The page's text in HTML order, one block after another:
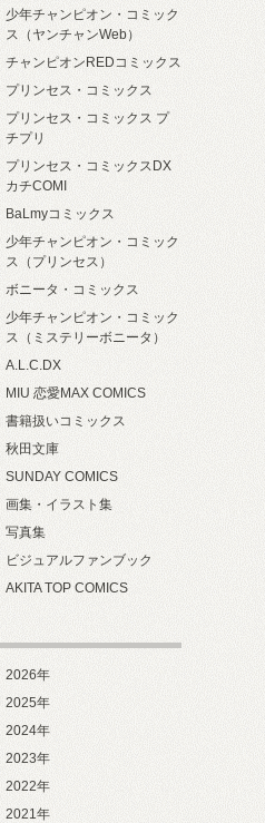
少年チャンピオン・コミック
ス（ヤンチャンWeb）
チャンピオンREDコミックス
プリンセス・コミックス
プリンセス・コミックス プ
チプリ
プリンセス・コミックスDX
カチCOMI
BaLmyコミックス
少年チャンピオン・コミック
ス（プリンセス）
ボニータ・コミックス
少年チャンピオン・コミック
ス（ミステリーボニータ）
A.L.C.DX
MIU 恋愛MAX COMICS
書籍扱いコミックス
秋田文庫
SUNDAY COMICS
画集・イラスト集
写真集
ビジュアルファンブック
AKITA TOP COMICS
2026年
2025年
2024年
2023年
2022年
2021年